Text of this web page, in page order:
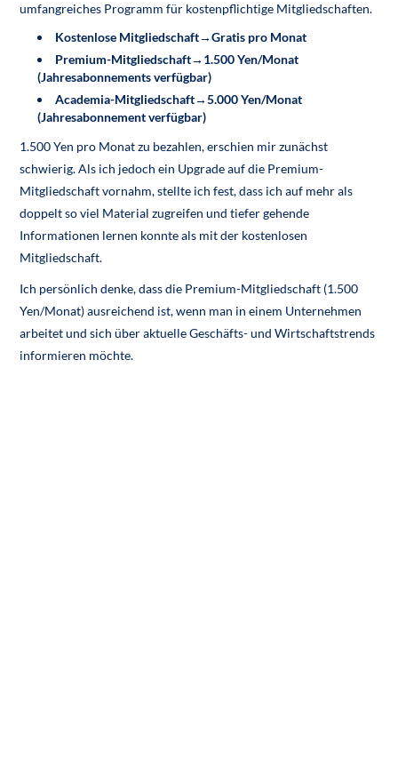
umfangreiches Programm für kostenpflichtige Mitgliedschaften.
Kostenlose Mitgliedschaft→Gratis pro Monat
Premium-Mitgliedschaft→1.500 Yen/Monat
(Jahresabonnements verfügbar)
Academia-Mitgliedschaft→5.000 Yen/Monat
(Jahresabonnement verfügbar)
1.500 Yen pro Monat zu bezahlen, erschien mir zunächst
schwierig. Als ich jedoch ein Upgrade auf die Premium-
Mitgliedschaft vornahm, stellte ich fest, dass ich auf mehr als
doppelt so viel Material zugreifen und tiefer gehende
Informationen lernen konnte als mit der kostenlosen
Mitgliedschaft.
Ich persönlich denke, dass die Premium-Mitgliedschaft (1.500
Yen/Monat) ausreichend ist, wenn man in einem Unternehmen
arbeitet und sich über aktuelle Geschäfts- und Wirtschaftstrends
informieren möchte.